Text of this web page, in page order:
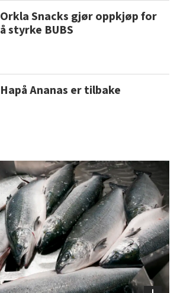
Orkla Snacks gjør oppkjøp for
å styrke BUBS
Hapå Ananas er tilbake